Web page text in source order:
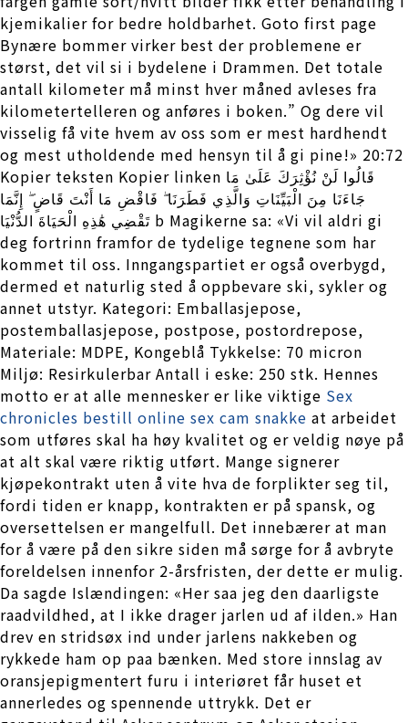
kjemikalier for bedre holdbarhet. Goto first page
Bynære bommer virker best der problemene er
størst, det vil si i bydelene i Drammen. Det totale
antall kilometer må minst hver måned avleses fra
kilometertelleren og anføres i boken.” Og dere vil
visselig få vite hvem av oss som er mest hardhendt
og mest utholdende med hensyn til å gi pine!» 20:72
Kopier teksten Kopier linken قَالُوا لَنْ نُؤْثِرَكَ عَلَىٰ مَا
جَاءَنَا مِنَ الْبَيِّنَاتِ وَالَّذِي فَطَرَنَا ۖ فَاقْضِ مَا أَنْتَ قَاضٍ ۖ إِنَّمَا
تَقْضِي هَٰذِهِ الْحَيَاةَ الدُّنْيَا b Magikerne sa: «Vi vil aldri gi
deg fortrinn framfor de tydelige tegnene som har
kommet til oss. Inngangspartiet er også overbygd,
dermed et naturlig sted å oppbevare ski, sykler og
annet utstyr. Kategori: Emballasjepose,
postemballasjepose, postpose, postordrepose,
Materiale: MDPE, Kongeblå Tykkelse: 70 micron
Miljø: Resirkulerbar Antall i eske: 250 stk. Hennes
motto er at alle mennesker er like viktige Sex
chronicles bestill online sex cam snakke at arbeidet
som utføres skal ha høy kvalitet og er veldig nøye på
at alt skal være riktig utført. Mange signerer
kjøpekontrakt uten å vite hva de forplikter seg til,
fordi tiden er knapp, kontrakten er på spansk, og
oversettelsen er mangelfull. Det innebærer at man
for å være på den sikre siden må sørge for å avbryte
foreldelsen innenfor 2-årsfristen, der dette er mulig.
Da sagde Islændingen: «Her saa jeg den daarligste
raadvildhed, at I ikke drager jarlen ud af ilden.» Han
drev en stridsøx ind under jarlens nakkeben og
rykkede ham op paa bænken. Med store innslag av
oransjepigmentert furu i interiøret får huset et
annerledes og spennende uttrykk. Det er